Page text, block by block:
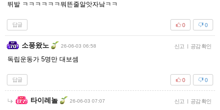
뛰발 ㅋㅋㅋㅋㅋㅋ뭐뜬줄알앗자낰ㅋㅋ
답글 0
0
소풍왔노 26-06-03 06:58 신고 | 공감 확인
독립운동가 5명만 대보셈
답글 0
0
타이레놀 26-06-03 07:07 신고 | 공감 확인